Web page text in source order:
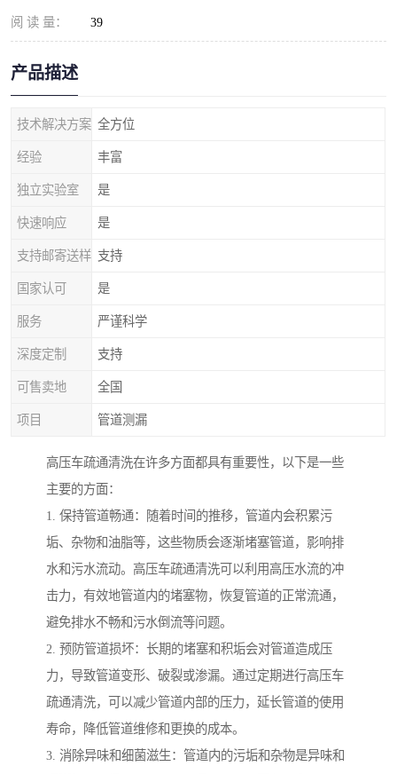
阅 读 量： 39
产品描述
技术解决方案 全方位
经验 丰富
独立实验室 是
快速响应 是
支持邮寄送样 支持
国家认可 是
服务 严谨科学
深度定制 支持
可售卖地 全国
项目 管道测漏
高压车疏通清洗在许多方面都具有重要性，以下是一些
主要的方面：
1. 保持管道畅通：随着时间的推移，管道内会积累污
垢、杂物和油脂等，这些物质会逐渐堵塞管道，影响排
水和污水流动。高压车疏通清洗可以利用高压水流的冲
击力，有效地管道内的堵塞物，恢复管道的正常流通，
避免排水不畅和污水倒流等问题。
2. 预防管道损坏：长期的堵塞和积垢会对管道造成压
力，导致管道变形、破裂或渗漏。通过定期进行高压车
疏通清洗，可以减少管道内部的压力，延长管道的使用
寿命，降低管道维修和更换的成本。
3. 消除异味和细菌滋生：管道内的污垢和杂物是异味和